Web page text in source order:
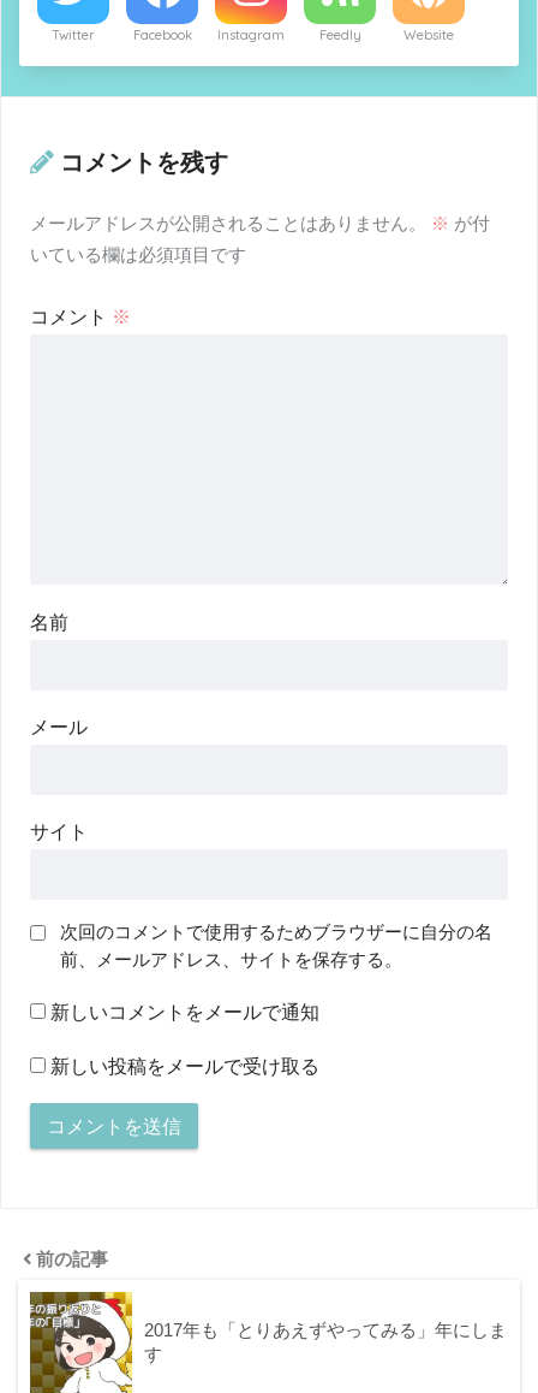
Twitter Facebook Instagram Feedly Website
コメントを残す
メールアドレスが公開されることはありません。 ※ が付
いている欄は必須項目です
コメント ※
名前
メール
サイト
次回のコメントで使用するためブラウザーに自分の名
前、メールアドレス、サイトを保存する。
新しいコメントをメールで通知
新しい投稿をメールで受け取る
前の記事
2017年も「とりあえずやってみる」年にしま
す